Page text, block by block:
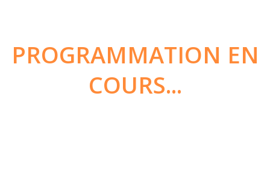
PROGRAMMATION EN
COURS...